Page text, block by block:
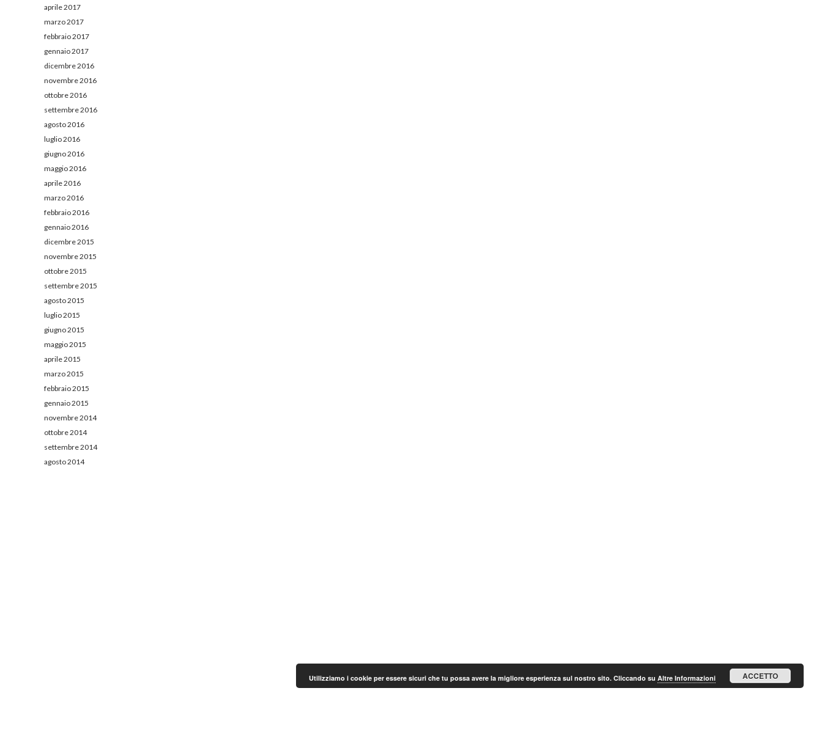
aprile 2017
marzo 2017
febbraio 2017
gennaio 2017
dicembre 2016
novembre 2016
ottobre 2016
settembre 2016
agosto 2016
luglio 2016
giugno 2016
maggio 2016
aprile 2016
marzo 2016
febbraio 2016
gennaio 2016
dicembre 2015
novembre 2015
ottobre 2015
settembre 2015
agosto 2015
luglio 2015
giugno 2015
maggio 2015
aprile 2015
marzo 2015
febbraio 2015
gennaio 2015
novembre 2014
ottobre 2014
settembre 2014
agosto 2014
Utilizziamo i cookie per essere sicuri che tu possa avere la migliore esperienza sul nostro sito. Cliccando su Altre Informazioni ACCETTO